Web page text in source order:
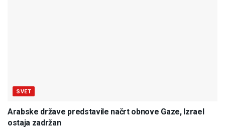
SVET
Arabske države predstavile načrt obnove Gaze, Izrael
ostaja zadržan